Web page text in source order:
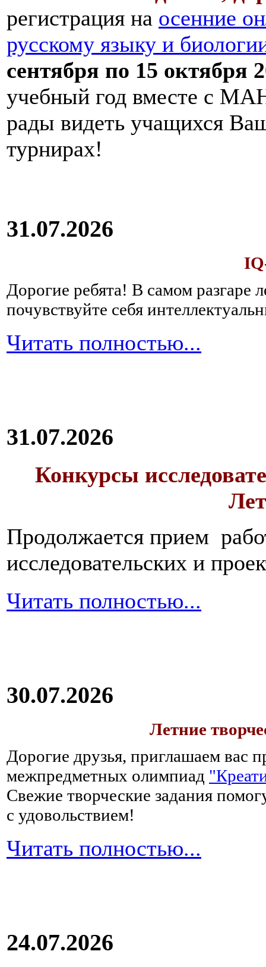
регистрация на осенние
русскому языку и
сентября по 15 октября
учебный год вместе с
рады видеть учащихся
турнирах!
31.07.2026
Дорогие ребята! В самом разгаре
почувствуйте себя
Читать полностью...
31.07.2026
Конкурсы
Продолжается прием
исследовательских и
Читать полностью...
30.07.2026
Летние
Дорогие друзья, приглашаем вас
межпредметных олимпиад
Свежие творческие задания
с удовольствием!
Читать полностью...
24.07.2026